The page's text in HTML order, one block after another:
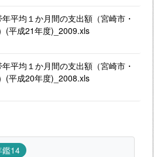
平均１か月間の支出額（宮崎市・
(平成21年度)_2009.xls
平均１か月間の支出額（宮崎市・
(平成20年度)_2008.xls
鑑14